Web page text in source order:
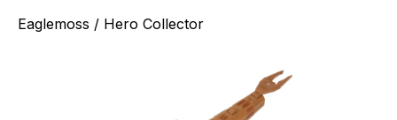
Eaglemoss / Hero Collector